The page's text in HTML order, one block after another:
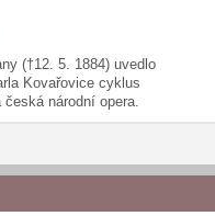
(†12. 5. 1884) uvedlo
Kovařovice cyklus
národní opera.